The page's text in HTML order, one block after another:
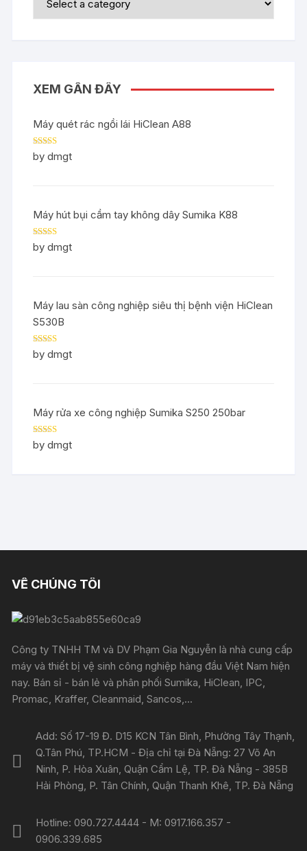
XEM GẦN ĐÂY
Máy quét rác ngồi lái HiClean A88
Rated5out
of 5
by dmgt
Máy hút bụi cầm tay không dây Sumika K88
Rated5out
of 5
by dmgt
Máy lau sàn công nghiệp siêu thị bệnh viện HiClean
S530B
Rated5out
of 5
by dmgt
Máy rửa xe công nghiệp Sumika S250 250bar
Rated5out
of 5
by dmgt
VỀ CHÚNG TÔI
Công ty TNHH TM và DV Phạm Gia Nguyễn là nhà cung cấp
máy và thiết bị vệ sinh công nghiệp hàng đầu Việt Nam hiện
nay. Bán sỉ - bán lẻ và phân phối Sumika, HiClean, IPC,
Promac, Kraffer, Cleanmaid, Sancos,...
Add: Số 17-19 Đ. D15 KCN Tân Bình, Phường Tây Thạnh,
Q.Tân Phú, TP.HCM - Địa chỉ tại Đà Nẵng: 27 Võ An
Ninh, P. Hòa Xuân, Quận Cẩm Lệ, TP. Đà Nẵng - 385B
Hải Phòng, P. Tân Chính, Quận Thanh Khê, TP. Đà Nẵng
Hotline: 090.727.4444 - M: 0917.166.357 -
0906.339.685